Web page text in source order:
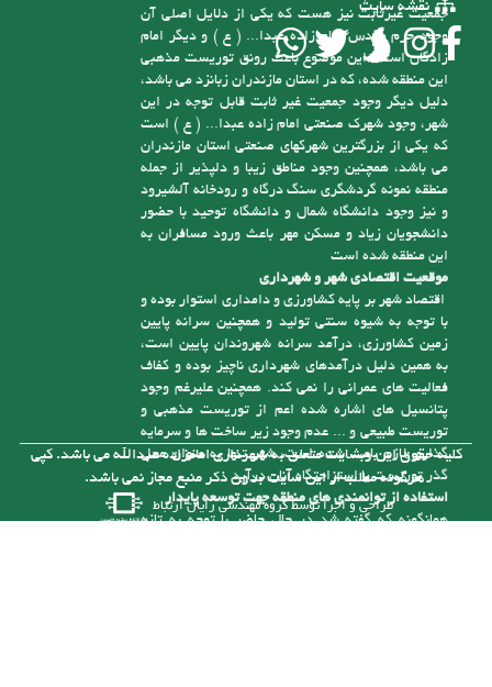
مسئولین شهر جمعیت ثابت شهر را بسیار بیشتر از این
رقم می دانند) ضمن اینکه دارای حداقل 2000 نفر
جمعیت غیرثابت نیز هست که یکی از دلایل اصلی آن
وجود حرم مقدس امام زاده عبدا... ( ع ) و دیگر امام
زادگان است، این موضوع باعث رونق توریست مذهبی
این منطقه شده، که در استان مازندران زبانزد می باشد،
دلیل دیگر وجود جمعیت غیر ثابت قابل توجه در این
شهر، وجود شهرک صنعتی امام زاده عبدا... ( ع ) است
که یکی از بزرگترین شهرکهای صنعتی استان مازندران
می باشد، همچنین وجود مناطق زیبا و دلپذیر از جمله
منطقه نمونه گردشگری سنگ درگاه و رودخانه آلشیرود
و نیز وجود دانشگاه شمال و دانشگاه توحید با حضور
دانشجویان زیاد و مسکن مهر باعث ورود مسافران به
این منطقه شده است
موقعیت اقتصادی شهر و شهرداری
اقتصاد شهر بر پایه کشاورزی و دامداری استوار بوده و
با توجه به شیوه سنتی تولید و همچنین سرانه پایین
زمین کشاورزی، درآمد سرانه شهروندان پایین است،
به همین دلیل درآمدهای شهرداری ناچیز بوده و کفاف
فعالیت های عمرانی را نمی کند. همچنین علیرغم وجود
پتانسیل های اشاره شده اعم از توریست مذهبی و
توریست طبیعی و ... عدم وجود زیر ساخت ها و سرمایه
گذاری لازم باعث شده است، شهر تنها به عنوان محل
گذر توریست یا استراحتگاه آنان درآید
تلفن: 6-01143123755
نقشه سایت
کلیه حقوق این وبسایت متعلق به شهرداری امامزاده عبدالله می باشد. کپی
هرگونه مطلب از این سایت بدون ذکر منبع مجاز نمی باشد.